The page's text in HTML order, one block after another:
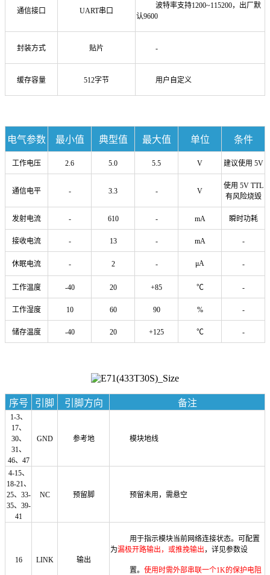
通信接口 UART串口
波特率支持1200~115200，出厂默
认9600
封装方式 贴片 -
缓存容量 512字节 用户自定义
电气参数 最小值 典型值 最大值 单位 条件
工作电压 2.6 5.0 5.5 V 建议使用 5V
通信电平 - 3.3 - V
使用 5V TTL
有风险烧毁
发射电流 - 610 - mA 瞬时功耗
接收电流 - 13 - mA -
休眠电流 - 2 - μA -
工作温度 -40 20 +85 ℃ -
工作湿度 10 60 90 % -
储存温度 -40 20 +125 ℃ -
序号 引脚 引脚方向 备注
1-3、
17、
30、
31、
46、47
GND 参考地 模块地线
4-15、
18-21、
25、33-
35、39-
41
NC 预留脚 预留未用，需悬空
16 LINK 输出
用于指示模块当前网络连接状态。 可配置
为漏极开路输出，或推挽输出 ，详见参数设
置。 使用时需外部串联一个1K的保护电阻